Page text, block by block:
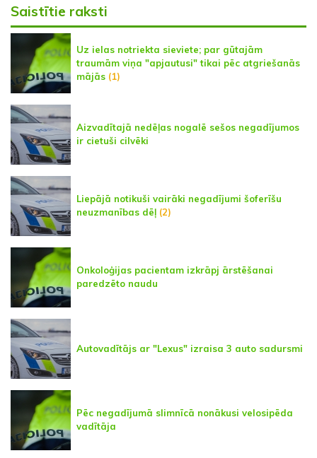
Saistītie raksti
Uz ielas notriekta sieviete; par gūtajām
traumām viņa "apjautusi" tikai pēc atgriešanās
mājās (1)
Aizvadītajā nedēļas nogalē sešos negadījumos
ir cietuši cilvēki
Liepājā notikuši vairāki negadījumi šoferīšu
neuzmanības dēļ (2)
Onkoloģijas pacientam izkrāpj ārstēšanai
paredzēto naudu
Autovadītājs ar "Lexus" izraisa 3 auto sadursmi
Pēc negadījumā slimnīcā nonākusi velosipēda
vadītāja